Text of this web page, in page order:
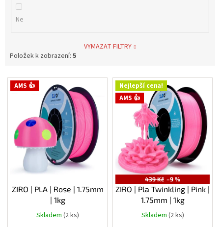
Ne
VYMAZAT FILTRY
Položek k zobrazení: 5
V AMS 👍
ZIRO | PLA | Rose | 1.75mm
| 1kg
Skladem (2 ks)
Nejlepší cena!
AMS 👍
439 Kč –9 %
ZIRO | Pla Twinkling | Pink |
1.75mm | 1kg
Skladem (2 ks)